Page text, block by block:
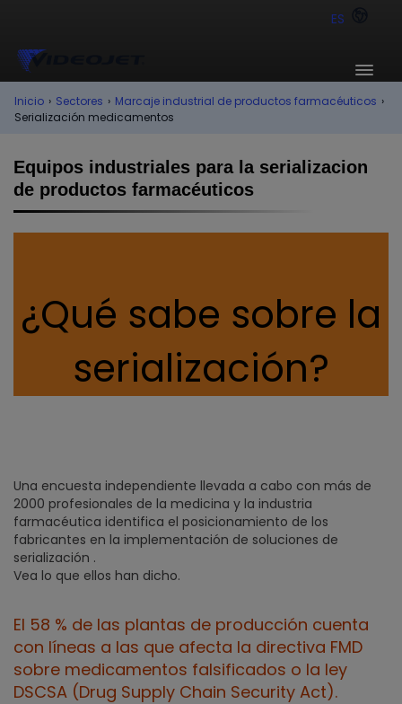
ES
Inicio › Sectores › Marcaje industrial de productos farmacéuticos ›
Serialización medicamentos
Equipos industriales para la serializacion
de productos farmacéuticos
¿Qué sabe sobre la
serialización?
Una encuesta independiente llevada a cabo con más de
2000 profesionales de la medicina y la industria
farmacéutica identifica el posicionamiento de los
fabricantes en la implementación de soluciones de
serialización .
Vea lo que ellos han dicho.
El 58 % de las plantas de producción cuenta
con líneas a las que afecta la directiva FMD
sobre medicamentos falsificados o la ley
DSCSA (Drug Supply Chain Security Act).